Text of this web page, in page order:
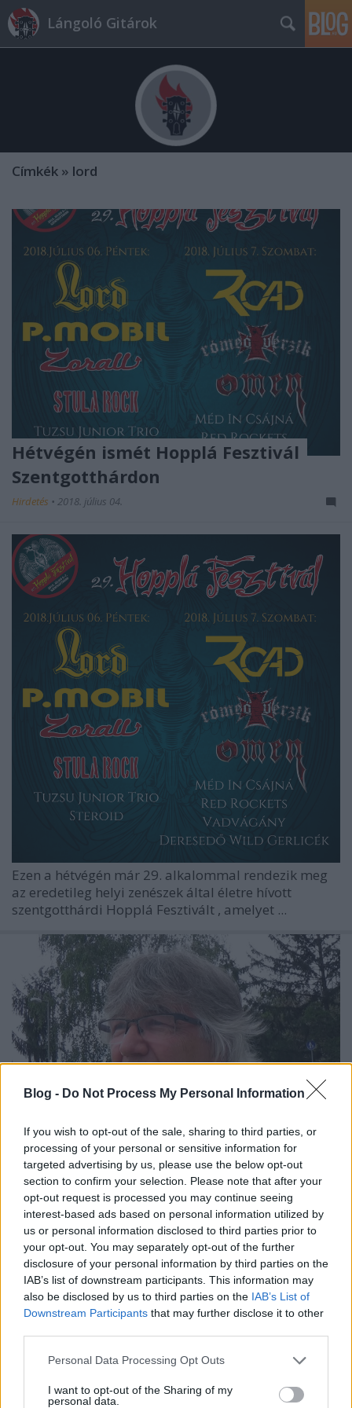
Blog - Do Not Process My Personal Information
If you wish to opt-out of the sale, sharing to third parties, or
processing of your personal or sensitive information for
targeted advertising by us, please use the below opt-out
section to confirm your selection. Please note that after your
opt-out request is processed you may continue seeing
interest-based ads based on personal information utilized by
us or personal information disclosed to third parties prior to
your opt-out. You may separately opt-out of the further
disclosure of your personal information by third parties on the
IAB’s list of downstream participants. This information may
also be disclosed by us to third parties on the IAB’s List of
Downstream Participants that may further disclose it to other
Please note that this website/app uses one or more Google
not limited to your visit or usage behaviour. You may click to
Personal Data Processing Opt Outs
I want to opt-out of the Sharing of my
personal data.
Lángoló Gitárok
Címkék » lord
Hétvégén ismét Hopplá Fesztivál
Szentgotthárdon
Hirdetés • 2018. július 04.
Ezen a hétvégén már 29. alkalommal rendezik meg
az eredetileg helyi zenészek által életre hívott
szentgotthárdi Hopplá Fesztivált , amelyet ...
Meghalt Vida Ferenc, a Lord zenekar
és az LMS kiadó alapítója
dankógábor•2017. január 20.